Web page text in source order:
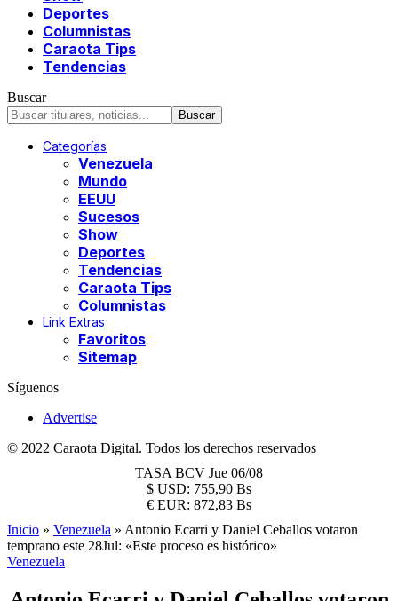
Deportes
Columnistas
Caraota Tips
Tendencias
Buscar
Categorías
Venezuela
Mundo
EEUU
Sucesos
Show
Deportes
Tendencias
Caraota Tips
Columnistas
Link Extras
Favoritos
Sitemap
Síguenos
Advertise
© 2022 Caraota Digital. Todos los derechos reservados
TASA BCV Jue 06/08
$ USD: 755,90 Bs
€ EUR: 872,83 Bs
Inicio » Venezuela » Antonio Ecarri y Daniel Ceballos votaron
temprano este 28Jul: «Este proceso es histórico»
Venezuela